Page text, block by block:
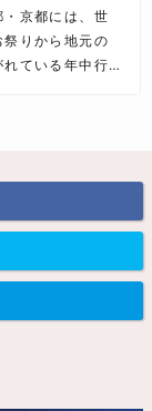
京都には、世
りから地元の
ている年中行